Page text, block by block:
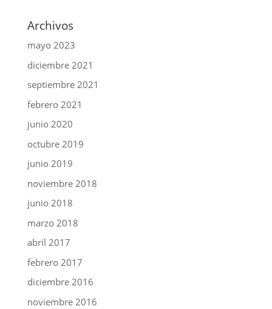
Archivos
mayo 2023
diciembre 2021
septiembre 2021
febrero 2021
junio 2020
octubre 2019
junio 2019
noviembre 2018
junio 2018
marzo 2018
abril 2017
febrero 2017
diciembre 2016
noviembre 2016